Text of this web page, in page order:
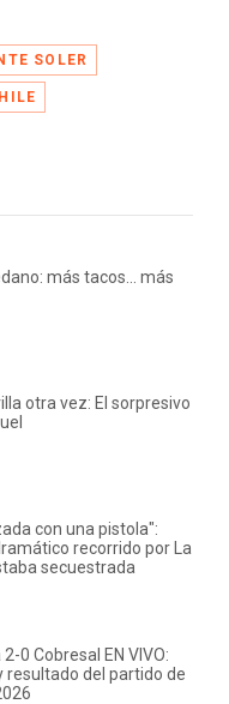
SOLER
más tacos... más
otra vez: El sorpresivo
con una pistola":
recorrido por La
secuestrada
0 Cobresal EN VIVO:
resultado del partido de